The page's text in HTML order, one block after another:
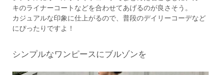
キのライナーコートなどを合わせてあげるのが良さそう。
カジュアルな印象に仕上がるので、普段のデイリーコーデなど
にぴったりですよ！
シンプルなワンピースにブルゾンを